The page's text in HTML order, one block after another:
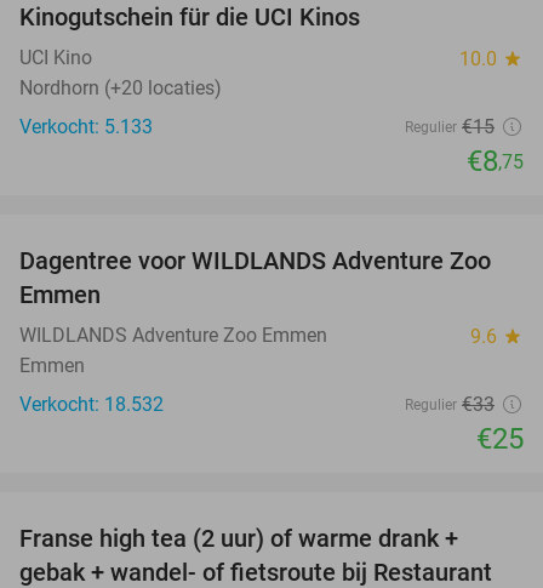
Kinogutschein für die UCI Kinos
UCI Kino 10.0 star
Nordhorn (+20 locaties)
Verkocht: 5.133
Regulier €15
€8,75
24%
Dagentree voor WILDLANDS Adventure Zoo
Emmen
WILDLANDS Adventure Zoo Emmen 9.6 star
Emmen
Verkocht: 18.532
Regulier €33
€25
Franse high tea (2 uur) of warme drank +
gebak + wandel- of fietsroute bij Restaurant